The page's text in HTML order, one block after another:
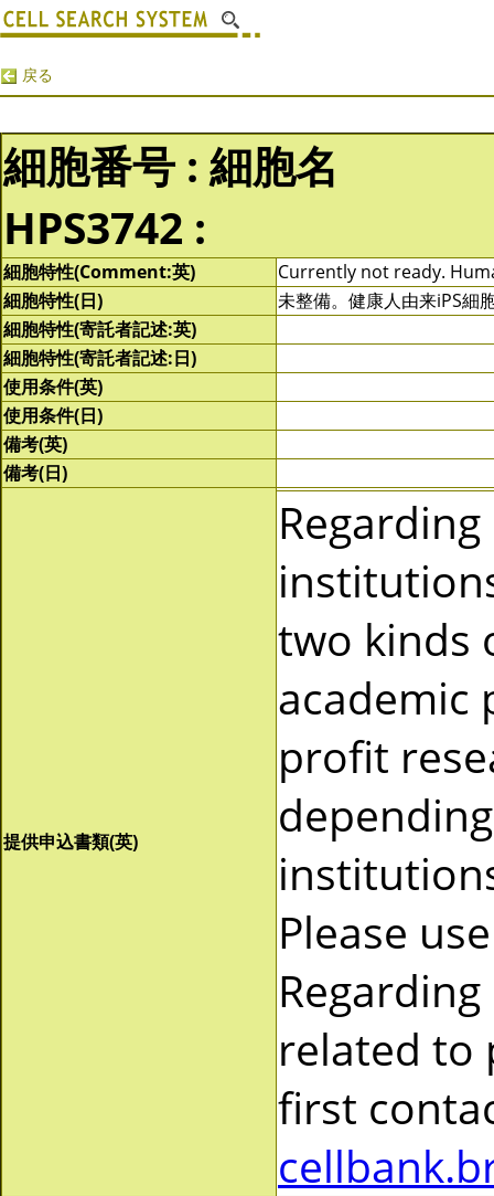
戻る
細胞番号 : 細胞名
HPS3742 :
細胞特性(Comment:英)
Currently not ready.
細胞特性(日)
未整備。健康人由来iPS細
細胞特性(寄託者記述:英)
細胞特性(寄託者記述:日)
使用条件(英)
使用条件(日)
備考(英)
備考(日)
提供申込書類(英)
two kinds
academic
profit
Please
related to
first